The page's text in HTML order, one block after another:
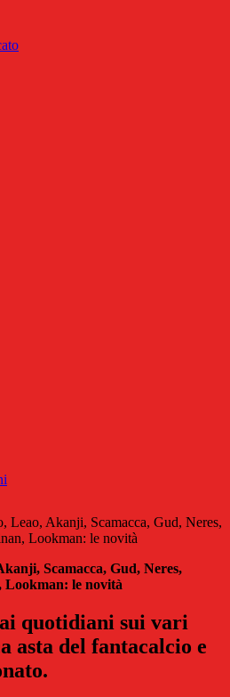
Leao, Akanji, Scamacca, Gud, Neres,
Lookman: le novità
Scamacca, Gud, Neres,
le novità
quotidiani sui vari
asta del fantacalcio e